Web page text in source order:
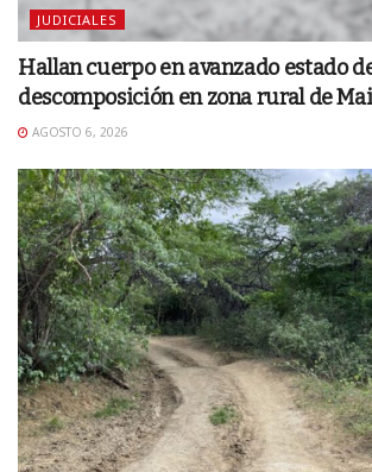
JUDICIALES
Hallan cuerpo en avanzado estado
descomposición en zona rural de
AGOSTO 6, 2026